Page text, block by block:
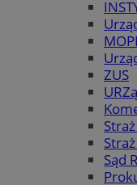
ZUS
Sąd